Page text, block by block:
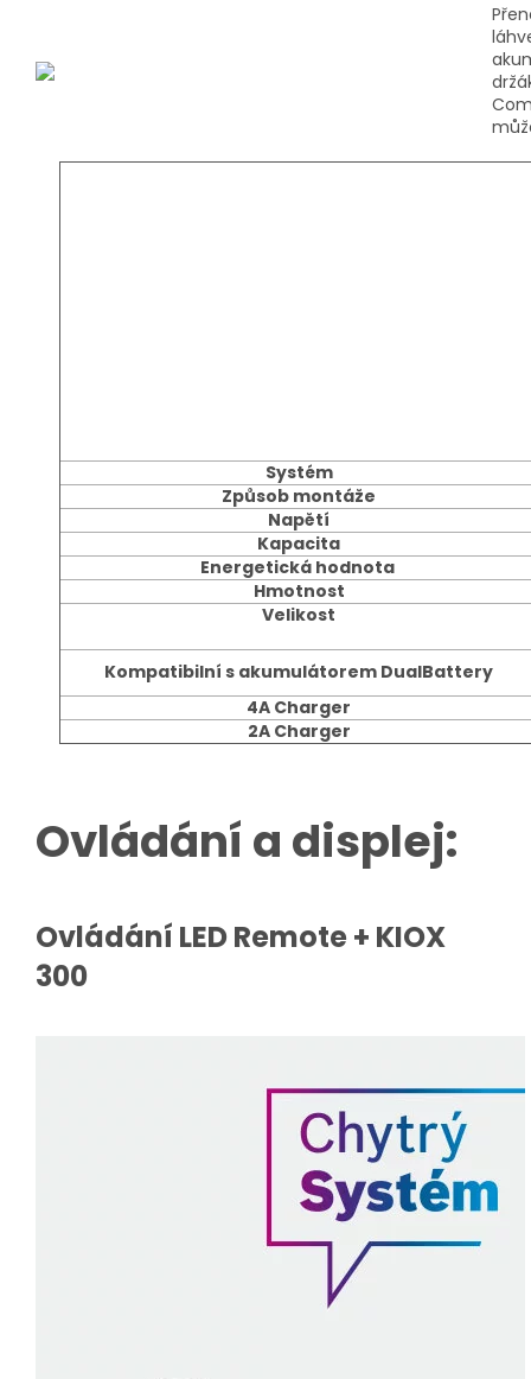
Systém
Způsob montáže
Napětí
Kapacita
Energetická hodnota
Hmotnost
Velikost
Kompatibilní s akumulátorem DualBattery
4A Charger
2A Charger
Ovládání a displej:
Ovládání LED Remote + KIOX
300